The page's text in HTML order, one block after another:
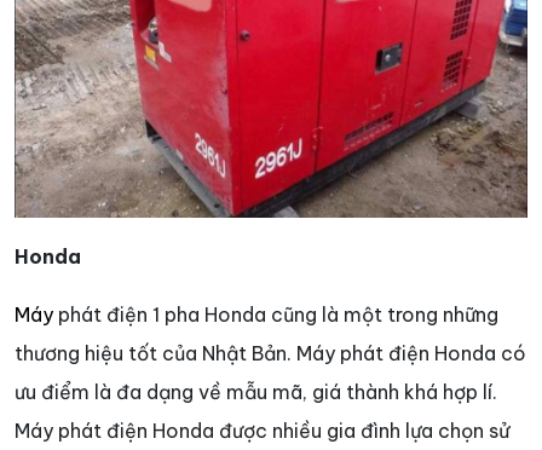
Honda
Máy phát điện 1 pha Honda cũng là một trong những
thương hiệu tốt của Nhật Bản. Máy phát điện Honda có
ưu điểm là đa dạng về mẫu mã, giá thành khá hợp lí.
Máy phát điện Honda được nhiều gia đình lựa chọn sử